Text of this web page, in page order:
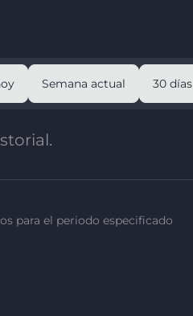
Semana actual 30 días
para el periodo especificado